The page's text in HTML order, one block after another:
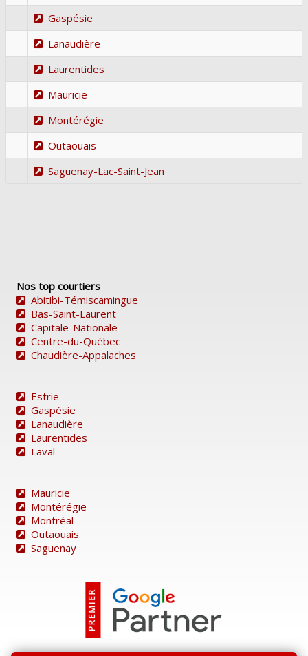
Gaspésie
Lanaudière
Laurentides
Mauricie
Montérégie
Outaouais
Saguenay-Lac-Saint-Jean
Nos top courtiers
Abitibi-Témiscamingue
Bas-Saint-Laurent
Capitale-Nationale
Centre-du-Québec
Chaudière-Appalaches
Estrie
Gaspésie
Lanaudière
Laurentides
Laval
Mauricie
Montérégie
Montréal
Outaouais
Saguenay